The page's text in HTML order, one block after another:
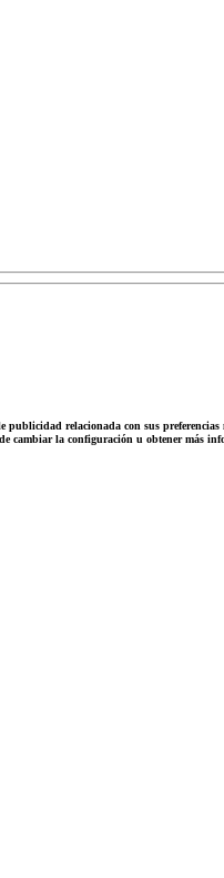
relacionada con sus
cambiar la configuración u obtener más